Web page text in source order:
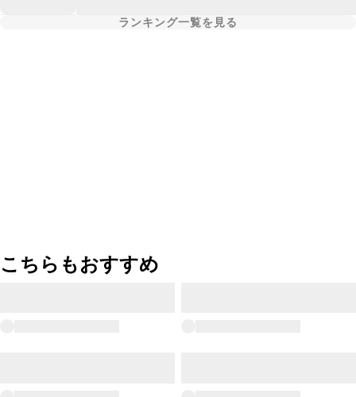
ランキング一覧を見る
こちらもおすすめ